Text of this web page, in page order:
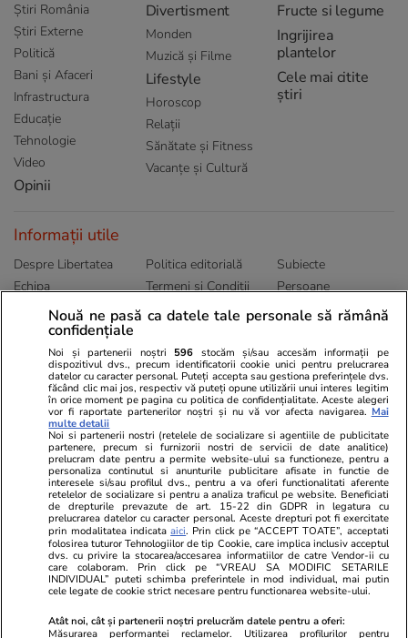
Știri România
Știri Externe
Politică
Bani și Afaceri
Infrastructura
Educație
Tehnologie
Video
Opinii
Divertisment
Monden
Muzică și Filme
Lifestyle
Horoscop
Relații
Sănătate și Fitness
Vacanțe și Cultură
Fructe si legume
Ingrijirea
plantelor
Cele mai citite
știri
Informații utile
Despre Libertatea
Echipa
Publicitate
Politica de
confidențialitate
Politica editorială
Termeni și Conditii
Abonamente
Subiecte
Persoane
Sitemap
Ringier România
Libertatea pentru
Unica.ro
Program TV
Avantaje
ELLE
Gazeta Sporturilor
Stiri mondene
Calculator sarcina
Ajută Copiii
Locuri de muncă
Imobiliare.ro
Jobradar24
Imoradar24
Colecții Libertatea
Pariază responsabil! Decizia ONJN nr. 821/25.09.2025.
Jocurile de noroc sunt interzise minorilor.
Nouă ne pasă ca datele tale personale să rămână
confidențiale
Noi și partenerii noștri 596 stocăm și/sau accesăm informații pe
dispozitivul dvs., precum identificatorii cookie unici pentru prelucrarea
datelor cu caracter personal. Puteți accepta sau gestiona preferințele dvs.
făcând clic mai jos, respectiv vă puteți opune utilizării unui interes legitim
în orice moment pe pagina cu politica de confidențialitate. Aceste alegeri
vor fi raportate partenerilor noștri și nu vă vor afecta navigarea. Mai
multe detalii
Noi si partenerii nostri (retelele de socializare si agentiile de publicitate
partenere, precum si furnizorii nostri de servicii de date analitice)
prelucram date pentru a permite website-ului sa functioneze, pentru a
personaliza continutul si anunturile publicitare afisate in functie de
interesele si/sau profilul dvs., pentru a va oferi functionalitati aferente
retelelor de socializare si pentru a analiza traficul pe website. Beneficiati
de drepturile prevazute de art. 15-22 din GDPR in legatura cu
prelucrarea datelor cu caracter personal. Aceste drepturi pot fi exercitate
prin modalitatea indicataaici. Prin click pe “ACCEPT TOATE”, acceptati
folosirea tuturor Tehnologiilor de tip Cookie, care implica inclusiv acceptul
dvs. cu privire la stocarea/accesarea informatiilor de catre Vendor-ii cu
care colaboram. Prin click pe “VREAU SA MODIFIC SETARILE
INDIVIDUAL” puteti schimba preferintele in mod individual, mai putin
cele legate de cookie strict necesare pentru functionarea website-ului.
Atât noi, cât și partenerii noștri prelucrăm datele pentru a oferi:
Măsurarea performanței reclamelor. Utilizarea profilurilor pentru